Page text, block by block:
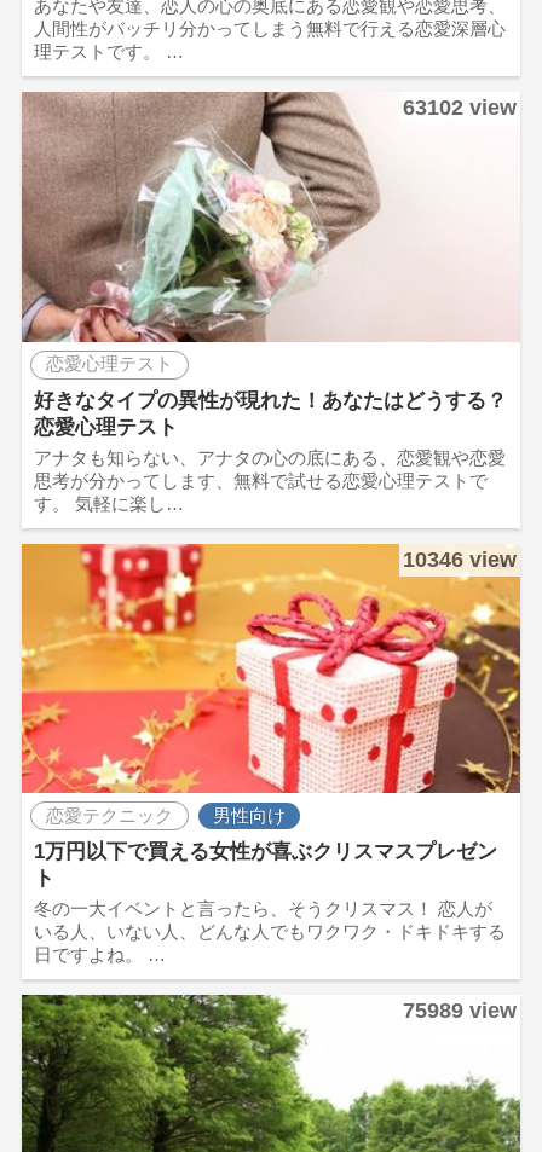
あなたや友達、恋人の心の奥底にある恋愛観や恋愛思考、
人間性がバッチリ分かってしまう無料で行える恋愛深層心
理テストです。 …
63102 view
恋愛心理テスト
好きなタイプの異性が現れた！あなたはどうする？
恋愛心理テスト
アナタも知らない、アナタの心の底にある、恋愛観や恋愛
思考が分かってします、無料で試せる恋愛心理テストで
す。 気軽に楽し…
10346 view
恋愛テクニック 男性向け
1万円以下で買える女性が喜ぶクリスマスプレゼン
ト
冬の一大イベントと言ったら、そうクリスマス！ 恋人が
いる人、いない人、どんな人でもワクワク・ドキドキする
日ですよね。 …
75989 view